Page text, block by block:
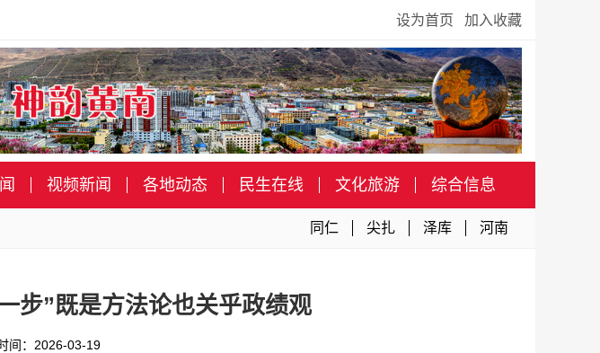
设为首页 加入收藏
视频新闻 各地动态 民生在线 文化旅游 综合信息
同仁 尖扎 泽库 河南
步”既是方法论也关乎政绩观
间：2026-03-19